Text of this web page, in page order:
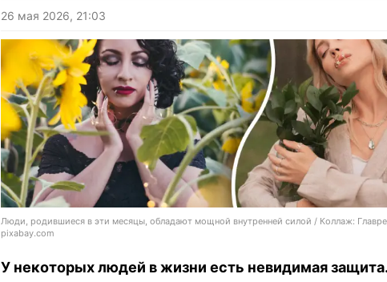
26 мая 2026, 21:03
Люди, родившиеся в эти месяцы, обладают мощной внутренней силой / Коллаж:
pixabay.com
У некоторых людей в жизни есть невидимая защита.